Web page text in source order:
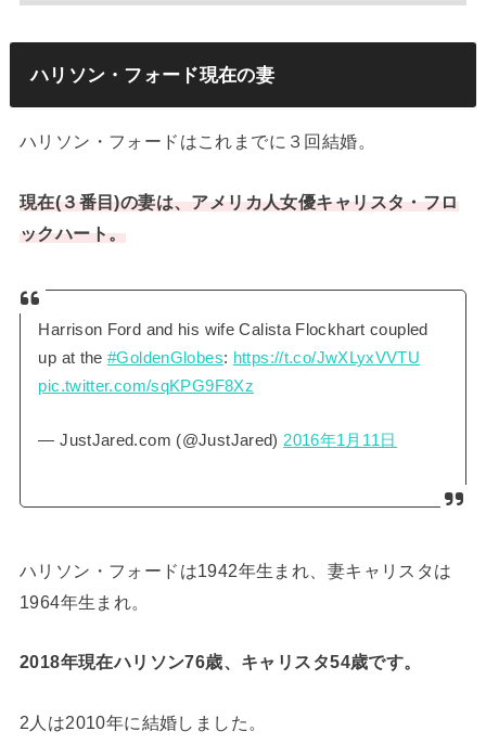
ハリソン・フォード現在の妻
ハリソン・フォードはこれまでに３回結婚。
現在(３番目)の妻は、アメリカ人女優キャリスタ・フロ
ックハート。
Harrison Ford and his wife Calista Flockhart coupled
up at the#GoldenGlobes: https://t.co/JwXLyxVVTU
pic.twitter.com/sqKPG9F8Xz
— JustJared.com (@JustJared) 2016年1月11日
ハリソン・フォードは1942年生まれ、妻キャリスタは
1964年生まれ。
2018年現在ハリソン76歳、キャリスタ54歳です。
2人は2010年に結婚しました。